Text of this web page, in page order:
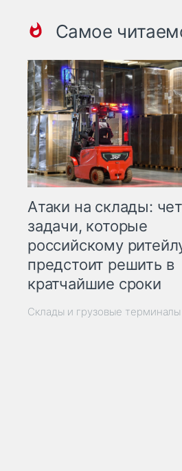
Самое
Атаки на склады:
задачи, которые
российскому
предстоит решить в
кратчайшие сроки
Склады и грузовые терминалы